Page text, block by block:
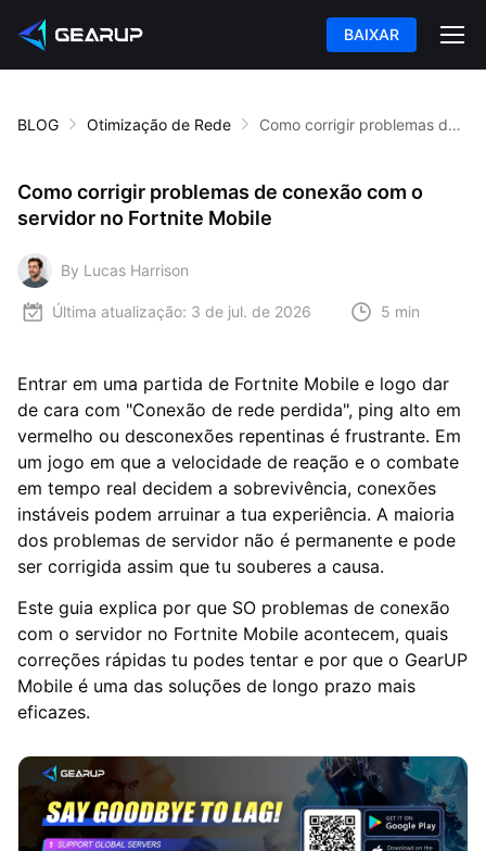
BAIXAR
BLOG Otimização de Rede Como corrigir problemas de conexão com o servidor no Fortnite Mobile
Como corrigir problemas de conexão com o
servidor no Fortnite Mobile
By Lucas Harrison
Última atualização: 3 de jul. de 2026 5 min
Entrar em uma partida de Fortnite Mobile e logo dar
de cara com "Conexão de rede perdida", ping alto em
vermelho ou desconexões repentinas é frustrante. Em
um jogo em que a velocidade de reação e o combate
em tempo real decidem a sobrevivência, conexões
instáveis podem arruinar a tua experiência. A maioria
dos problemas de servidor não é permanente e pode
ser corrigida assim que tu souberes a causa.
Este guia explica por que SO problemas de conexão
com o servidor no Fortnite Mobile acontecem, quais
correções rápidas tu podes tentar e por que o GearUP
Mobile é uma das soluções de longo prazo mais
eficazes.